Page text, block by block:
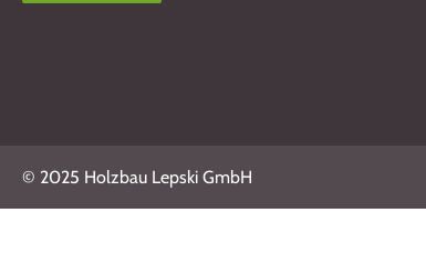
© 2025 Holzbau Lepski GmbH